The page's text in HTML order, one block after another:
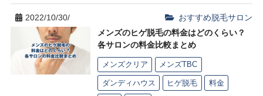
おすすめ脱毛サロン
2022/10/30/
メンズのヒゲ脱毛の料金はどのくらい？
各サロンの料金比較まとめ
メンズクリア メンズTBC
ダンディハウス ヒゲ脱毛 料金